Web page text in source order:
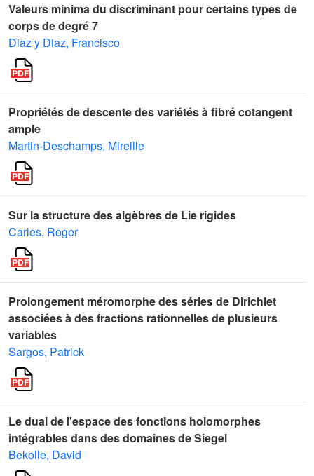
Valeurs minima du discriminant pour certains types de
corps de degré 7
Diaz y Diaz, Francisco
Propriétés de descente des variétés à fibré cotangent
ample
Martin-Deschamps, Mireille
Sur la structure des algèbres de Lie rigides
Carles, Roger
Prolongement méromorphe des séries de Dirichlet
associées à des fractions rationnelles de plusieurs
variables
Sargos, Patrick
Le dual de l'espace des fonctions holomorphes
intégrables dans des domaines de Siegel
Bekolle, David